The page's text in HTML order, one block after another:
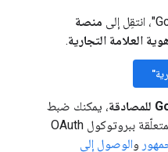
منصة
العلامة التجارية.
، يمكنك ضبط
إعدادات شاشة طلب الموافقة المتعلّقة ببروتوكول OAuth
والوصول إلى